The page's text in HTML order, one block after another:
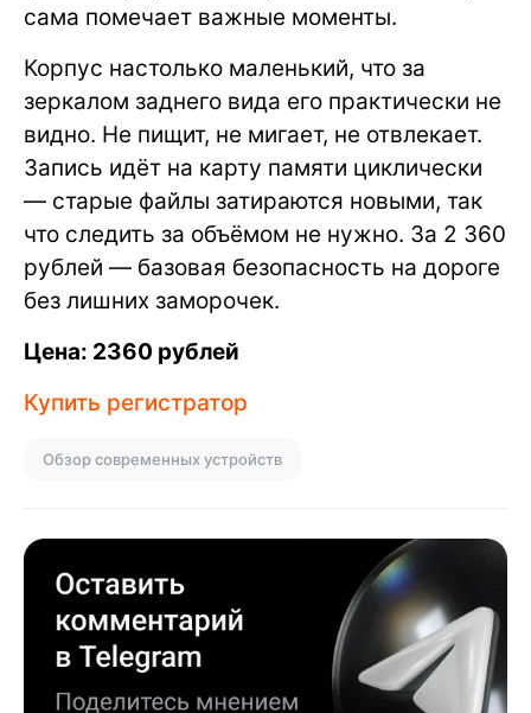
сама помечает важные моменты.
Корпус настолько маленький, что за
зеркалом заднего вида его практически не
видно. Не пищит, не мигает, не отвлекает.
Запись идёт на карту памяти циклически
— старые файлы затираются новыми, так
что следить за объёмом не нужно. За 2 360
рублей — базовая безопасность на дороге
без лишних заморочек.
Цена: 2360 рублей
Купить регистратор
Обзор современных устройств